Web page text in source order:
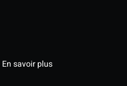
En savoir plus